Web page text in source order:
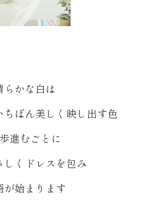
らかな白は
ちばん美しく映し出す色
進むごとに
しくドレスを包み
が始まります